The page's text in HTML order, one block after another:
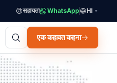
सहायता WhatsApp HI ▼
एक कहावत कहना